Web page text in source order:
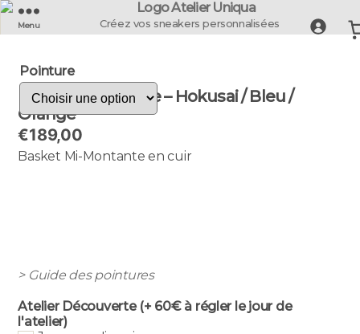
UNIQUA
Française
Créez vos sneakers personnalisées
Menu
Basket Bellegarde – Hokusai / Bleu /
Orange
€189,00
Basket Mi-Montante en cuir
Pointure
> Guide des pointures
Atelier Découverte (+ 60€ à régler le jour de
l'atelier)